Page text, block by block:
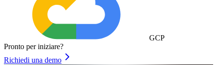
GCP
Pronto per iniziare?
Richiedi una demo